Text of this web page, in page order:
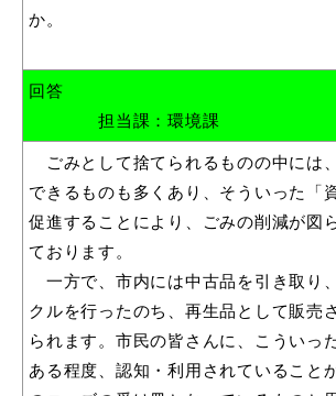
防災・防犯メール
気象情報リンク集
ごみ
目的別の
か。
回答
担当課：環境課
ごみとして捨てられるものの中には
できるものも多くあり、そういった「
促進することにより、ごみの削減が図
ております。
一方で、市内には中古品を引き取り
クルを行ったのち、再生品として販売
られます。市民の皆さんに、こういっ
ある程度、認知・利用されていること